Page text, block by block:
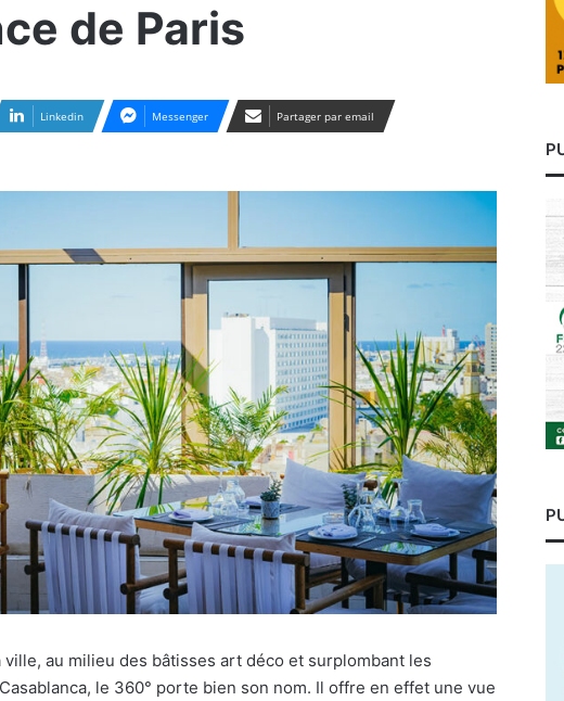
de Paris
Linkedin Messenger Partager par email
au milieu des bâtisses art déco et surplombant les
le 360° porte bien son nom. Il offre en effet une vue